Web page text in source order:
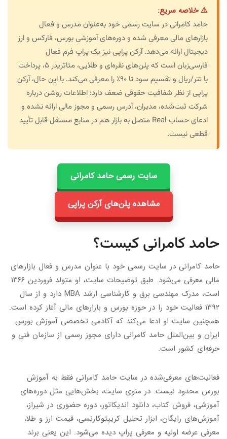
⚠️ خلاصه سریع:
حامد کامرانی در سایت رسمی خود به‌عنوان مدرس و فعال
بازارهای مالی معرفی شده و دوره‌های آموزشی بورس، فارکس و ارز
دیجیتال ارائه می‌دهد. آرکن پراپی نیز یک پراپ فرم فعال
فارسی‌زبان است که پلن‌های نقره‌ای و طلایی، متاتریدر ۵، پرداخت
با تتر/ریال و تقسیم سود تا ۹۰٪ را معرفی می‌کند. با این حال، آرکن
پراپی از نظر شفافیت حقوقی ضعف دارد: اطلاعات روشن درباره
شرکت ثبت‌شده، مدیران، آدرس رسمی و مجوز مالی ارائه نشده و
ادعای حساب Real متصل به بازار هم در منابع مستقل قابل تأیید
قطعی نیست.
سایت رسمی حامد کامرانی
مشاهده پلن‌های آرکن پراپی
حامد کامرانی کیست؟
حامد کامرانی در سایت رسمی خود با عنوان مدرس و فعال بازارهای
مالی معرفی می‌شود. طبق توضیحات سایت، او متولد فروردین ۱۳۶۶
است، مدرک مهندسی برق و کارشناسی ارشد MBA دارد و از سال
۱۳۹۲ فعالیت خود را در حوزه بورس و بازارهای مالی آغاز کرده است.
همچنین سایت او ادعا می‌کند که آکادمی تخصصی آموزش بورس
ایران و بین‌الملل حامد کامرانی دارای مجوز رسمی از سازمان فنی و
حرفه‌ای کشور است.
فعالیت‌های معرفی‌شده در سایت حامد کامرانی فقط به آموزش
بورس محدود نیست. در منوی سایت، بخش‌هایی مثل دوره‌های
آموزشی، فروش کتاب، دانلود اندیکاتور، دوره حضوری در شیراز،
آموزش‌های رایگان، ابزار تحلیل کریپتوکارنسی، قیمت ارز و طلا،
معرفی عرضه اولیه و معرفی پراپ دیده می‌شود. این یعنی برند